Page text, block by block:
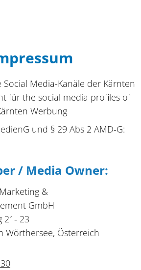
Media-Kanäle der Kärnten
für the social media profiles of
Werbung
und § 29 Abs 2 AMD-G:
/ Media Owner:
&
GmbH
21- 23
Wörthersee, Österreich